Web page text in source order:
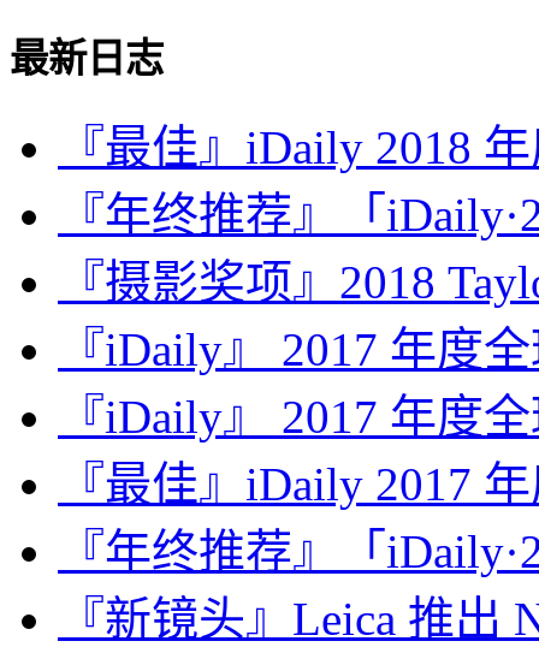
最新日志
『最佳』iDaily 2018
『年终推荐』「
『摄影奖项』2018
『iDaily』 2017 年度
『iDaily』 2017 年度
『最佳』iDaily 2017
『年终推荐』「
『新镜头』Leica 推出